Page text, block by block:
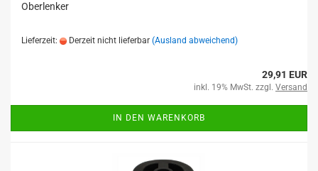
Oberlenker
Lieferzeit: Derzeit nicht lieferbar (Ausland abweichend)
29,91 EUR
inkl. 19% MwSt. zzgl. Versand
IN DEN WARENKORB